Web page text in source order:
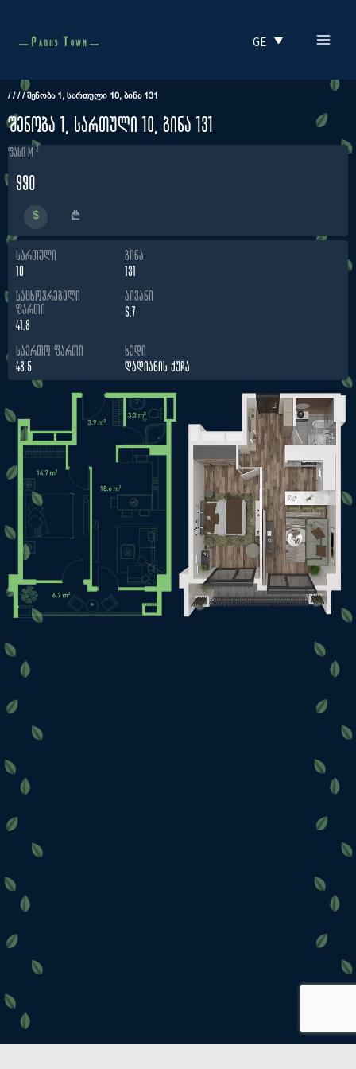
GE
////ᲨᲔᲜᲝᲑᲐ 1, ᲡᲐᲠᲗᲣᲚᲘ 10, ᲑᲘᲜᲐ 131
შენობა 1, სართული 10, ბინა 131
ფასი m 2
990
ᲡᲐᲠᲗᲣᲚᲘ
10
ᲑᲘᲜᲐ
131
ᲡᲐᲪᲮᲝᲕᲠᲔᲑᲔᲚᲘ
ᲤᲐᲠᲗᲘ
41.8
ᲐᲘᲕᲐᲜᲘ
6.7
ᲡᲐᲔᲠᲗᲝ ᲤᲐᲠᲗᲘ
48.5
ᲮᲔᲓᲘ
ᲓᲐᲓᲘᲐᲜᲘᲡ ᲥᲣᲩᲐ